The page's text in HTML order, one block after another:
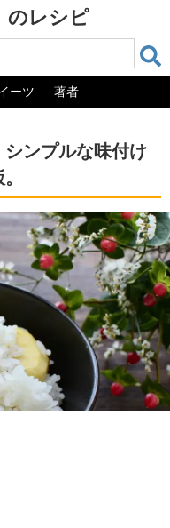
のレシピ
ーツ 著者
ンプルな味付け